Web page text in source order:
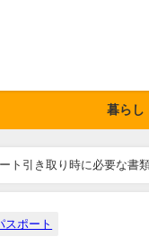
暮らし
ト引き取り時に必要な書
スポート